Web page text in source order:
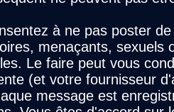
à ne pas poster
menaçants, sexuels
Le faire peut vous
(et votre fournisseur
message est